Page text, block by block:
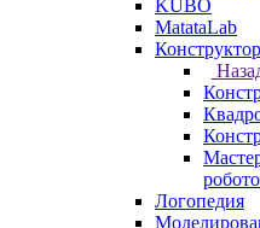
KUBO
MatataLab
Логопедия